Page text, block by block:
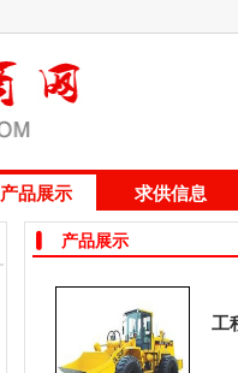
产品展示 求供信息
产品展示
工